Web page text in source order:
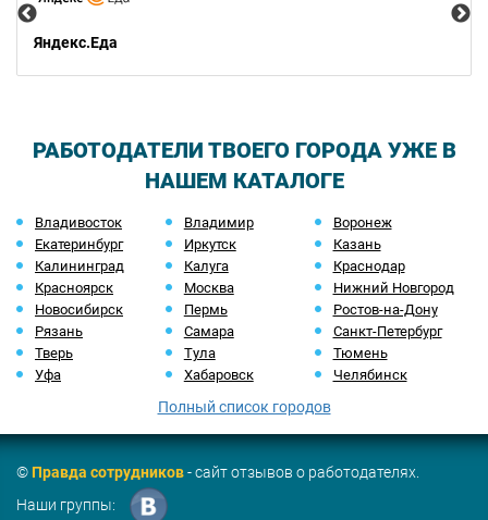
Яндекс.Еда
РАБОТОДАТЕЛИ ТВОЕГО ГОРОДА УЖЕ В
НАШЕМ КАТАЛОГЕ
Владивосток Владимир
Воронеж
Екатеринбург
Иркутск
Казань
Калининград
Калуга
Краснодар
Красноярск
Москва
Нижний Новгород
Новосибирск
Пермь
Ростов-на-Дону
Рязань
Самара
Санкт-Петербург
Тверь
Тула
Тюмень
Уфа
Хабаровск Челябинск
Полный список городов
©Правда сотрудников- сайт отзывов о работодателях.
Наши группы: